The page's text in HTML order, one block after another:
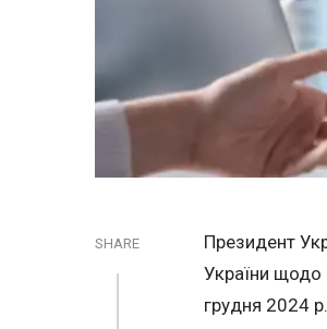
SHARE
Президент
України щодо
грудня 2024